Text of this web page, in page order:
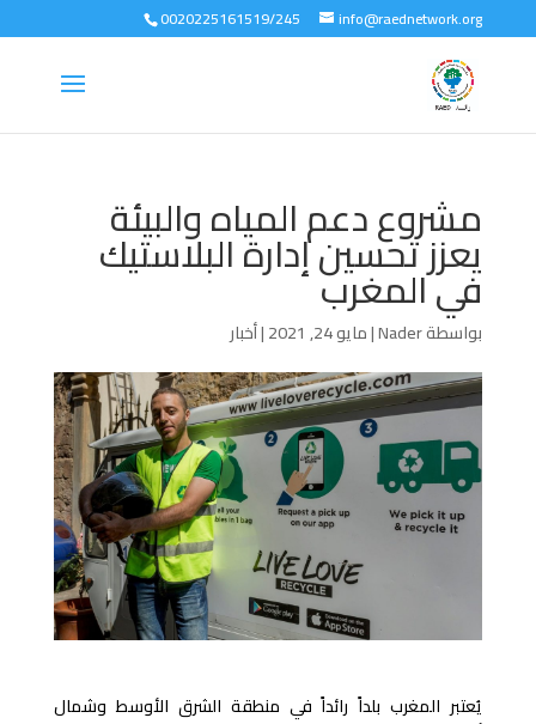
0020225161519/245 info@raednetwork.org
مشروع دعم المياه والبيئة
يعزز تحسين إدارة البلاستيك
في المغرب
بواسطةNader
|مايو 24, 2021 |أخبار
يُعتبر المغرب بلداً رائداً في منطقة الشرق الأوسط وشمال